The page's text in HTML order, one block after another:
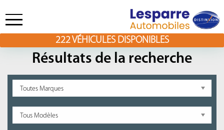
222VÉHICULES DISPONIBLES
Résultats de la recherche